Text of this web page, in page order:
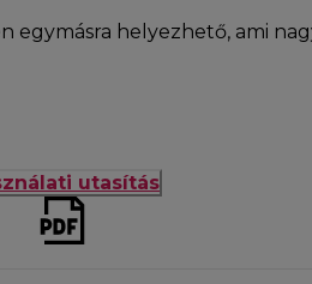
egymásra helyezhető, ami
utasítás